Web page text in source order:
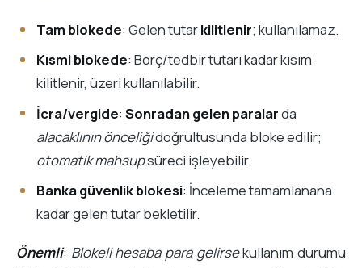
Tam blokede: Gelen tutarkilitlenir; kullanılamaz.
Kısmi blokede: Borç/tedbir tutarı kadar kısım
kilitlenir, üzeri kullanılabilir.
İcra/vergide: Sonradan gelen paralarda
alacaklının önceliğidoğrultusunda bloke edilir;
otomatik mahsupsüreci işleyebilir.
Banka güvenlik blokesi: İnceleme tamamlanana
kadar gelen tutar bekletilir.
Önemli: Blokeli hesaba para gelirsekullanım durumu